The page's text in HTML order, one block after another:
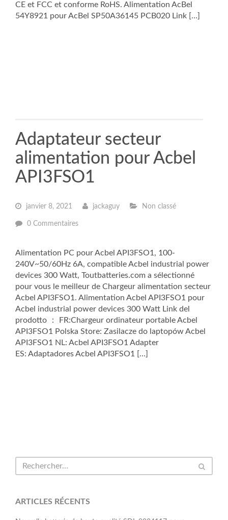
CE et FCC et conforme RoHS. Alimentation AcBel
54Y8921 pour AcBel SP50A36145 PCB020 Link […]
Adaptateur secteur
alimentation pour Acbel
API3FSO1
janvier 8, 2021 jackaguy Non classé
0 Commentaires
Alimentation PC pour Acbel API3FSO1, 100-
240V~50/60Hz 6A, compatible Acbel industrial power
devices 300 Watt, Toutbatteries.com a sélectionné
pour vous le meilleur de Chargeur alimentation secteur
Acbel API3FSO1. Alimentation Acbel API3FSO1 pour
Acbel industrial power devices 300 Watt Link del
prodotto ： FR:Chargeur ordinateur portable Acbel
API3FSO1 Polska Store: Zasilacze do laptopów Acbel
API3FSO1 NL: Acbel API3FSO1 Adapter
ES: Adaptadores Acbel API3FSO1 […]
ARTICLES RÉCENTS